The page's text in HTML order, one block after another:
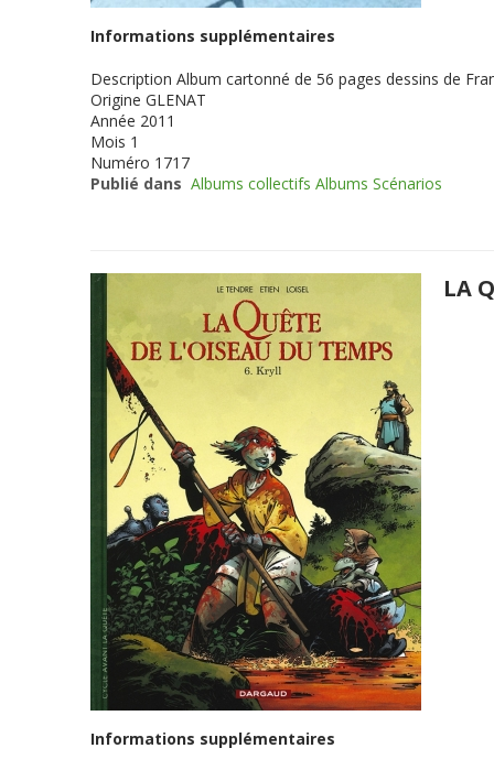
Informations supplémentaires
Description Album cartonné de 56 pages dessins de
Origine GLENAT
Année 2011
Mois 1
Numéro 1717
Publié dans Albums collectifs Albums Scénarios
LA
Informations supplémentaires